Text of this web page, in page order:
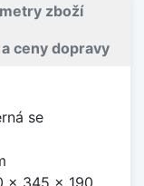
zboží
ceny dopravy
se
x 345 x 190